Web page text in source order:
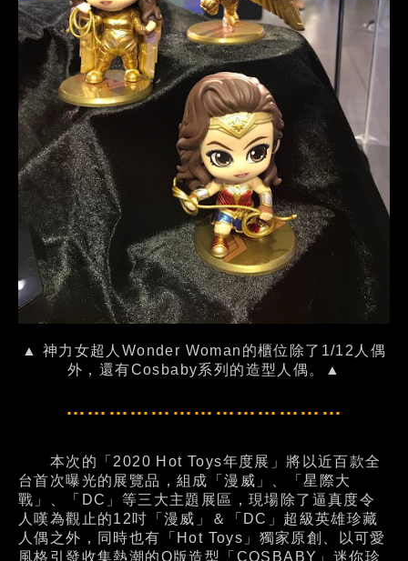
▲ 神力女超人Wonder Woman的櫃位除了1/12人偶
外，還有Cosbaby系列的造型人偶。▲
…………………………………
本次的「2020 Hot Toys年度展」將以近百款全
台首次曝光的展覽品，組成「漫威」、「星際大
戰」、「DC」等三大主題展區，現場除了逼真度令
人嘆為觀止的12吋「漫威」＆「DC」超級英雄珍藏
人偶之外，同時也有「Hot Toys」獨家原創、以可愛
風格引發收集熱潮的Q版造型「COSBABY」迷你珍